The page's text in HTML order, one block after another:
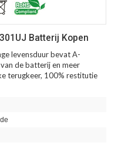
Batterij Kopen
levensduur bevat A-
de batterij en meer
terugkeer, 100% restitutie